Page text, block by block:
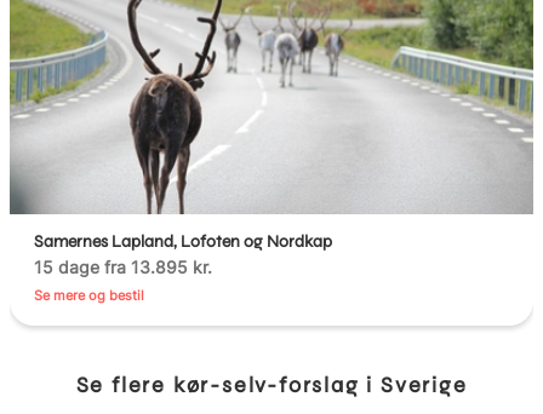
Samernes Lapland, Lofoten og Nordkap
15 dage fra 13.895 kr.
Se mere og bestil
Se flere kør-selv-forslag i Sverige